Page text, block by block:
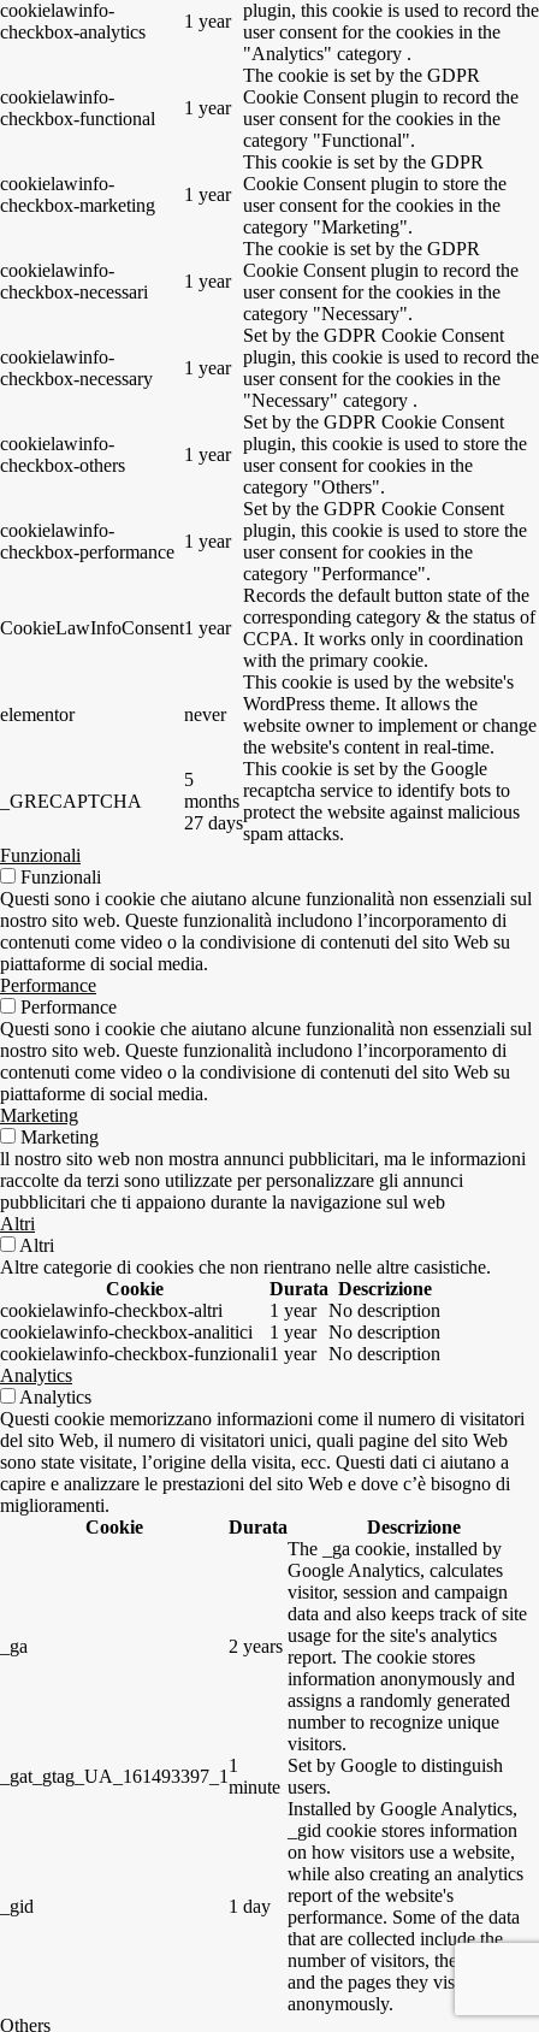
cookielawinfo-
checkbox-analytics
1 year
plugin, this cookie is used to record the
user consent for the cookies in the
"Analytics" category .
cookielawinfo-
checkbox-functional
1 year
The cookie is set by the GDPR
Cookie Consent plugin to record the
user consent for the cookies in the
category "Functional".
cookielawinfo-
checkbox-marketing
1 year
This cookie is set by the GDPR
Cookie Consent plugin to store the
user consent for the cookies in the
category "Marketing".
cookielawinfo-
checkbox-necessari
1 year
The cookie is set by the GDPR
Cookie Consent plugin to record the
user consent for the cookies in the
category "Necessary".
cookielawinfo-
checkbox-necessary
1 year
Set by the GDPR Cookie Consent
plugin, this cookie is used to record the
user consent for the cookies in the
"Necessary" category .
cookielawinfo-
checkbox-others
1 year
Set by the GDPR Cookie Consent
plugin, this cookie is used to store the
user consent for cookies in the
category "Others".
cookielawinfo-
checkbox-performance
1 year
Set by the GDPR Cookie Consent
plugin, this cookie is used to store the
user consent for cookies in the
category "Performance".
CookieLawInfoConsent1 year
Records the default button state of the
corresponding category & the status of
CCPA. It works only in coordination
with the primary cookie.
elementor never
This cookie is used by the website's
WordPress theme. It allows the
website owner to implement or change
the website's content in real-time.
_GRECAPTCHA
5
months
27 days
This cookie is set by the Google
recaptcha service to identify bots to
protect the website against malicious
spam attacks.
Funzionali
Funzionali
Questi sono i cookie che aiutano alcune funzionalità non essenziali sul
nostro sito web. Queste funzionalità includono l’incorporamento di
contenuti come video o la condivisione di contenuti del sito Web su
piattaforme di social media.
Performance
Performance
Questi sono i cookie che aiutano alcune funzionalità non essenziali sul
nostro sito web. Queste funzionalità includono l’incorporamento di
contenuti come video o la condivisione di contenuti del sito Web su
piattaforme di social media.
Marketing
Marketing
ll nostro sito web non mostra annunci pubblicitari, ma le informazioni
raccolte da terzi sono utilizzate per personalizzare gli annunci
pubblicitari che ti appaiono durante la navigazione sul web
Altri
Altri
Altre categorie di cookies che non rientrano nelle altre casistiche.
Cookie
Durata Descrizione
cookielawinfo-checkbox-altri
1 year No description
cookielawinfo-checkbox-analitici
1 year No description
cookielawinfo-checkbox-funzionali1 year No description
Analytics
Analytics
Questi cookie memorizzano informazioni come il numero di visitatori
del sito Web, il numero di visitatori unici, quali pagine del sito Web
sono state visitate, l’origine della visita, ecc. Questi dati ci aiutano a
capire e analizzare le prestazioni del sito Web e dove c’è bisogno di
miglioramenti.
Cookie
Durata Descrizione
_ga 2 years
The _ga cookie, installed by
Google Analytics, calculates
visitor, session and campaign
data and also keeps track of site
usage for the site's analytics
report. The cookie stores
information anonymously and
assigns a randomly generated
number to recognize unique
visitors.
_gat_gtag_UA_161493397_1
1
minute
Set by Google to distinguish
users.
_gid 1 day
Installed by Google Analytics,
_gid cookie stores information
on how visitors use a website,
while also creating an analytics
report of the website's
performance. Some of the data
that are collected include the
number of visitors, their source,
and the pages they visit
anonymously.
Others